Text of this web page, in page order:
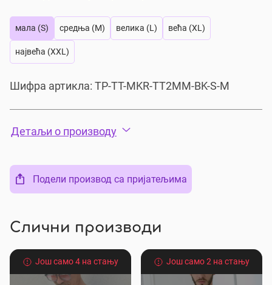
мала (S) средња (M) велика (L) већа (XL)
највећа (XXL)
Шифра артикла: TP-TT-MKR-TT2MM-BK-S-M
Детаљи о производу
Подели производ са пријатељима
Слични производи
Још само 4 на стању Још само 2 на стању